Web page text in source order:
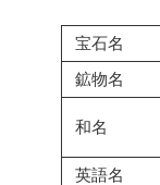
宝石名
鉱物名
和名
英語名